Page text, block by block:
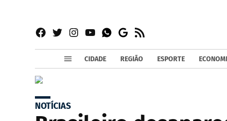
Facebook
TwitterInstagram
YouTubeWhatsapp
Google
News
RSS
CIDADE REGIÃO ESPORTE
NOTÍCIAS